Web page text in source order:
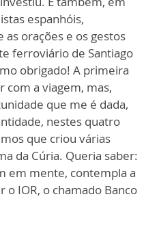
espanhóis,
orações e os gestos
ferroviário de Santiago
obrigado! A primeira
com a viagem, mas,
que me é dada,
nestes quatro
que criou várias
da Cúria. Queria saber:
em mente, contempla a
IOR, o chamado Banco